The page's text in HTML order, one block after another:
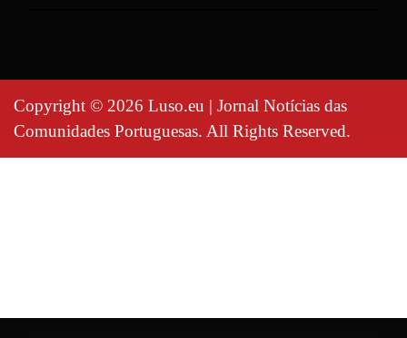
Copyright © 2026 Luso.eu | Jornal Notícias das
Comunidades Portuguesas. All Rights Reserved.